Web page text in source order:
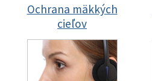
Ochrana mäkkých
cieľov